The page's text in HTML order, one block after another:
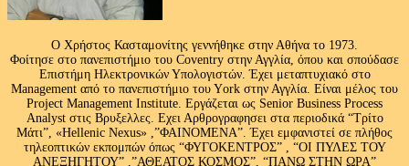
Ο Χρήστος Κασταμονίτης γεννήθηκε στην Αθήνα το 1973.
Φοίτησε στο πανεπιστήμιο του Coventry στην Αγγλία, όπου και σπούδασε
Επιστήμη Ηλεκτρονικών Υπολογιστών. Έχει μεταπτυχιακό στο
Management από το πανεπιστήμιο του Υork στην Αγγλία. Είναι μέλος του
Project Management Institute. Εργάζεται ως Senior Business Process
Analyst στις Βρυξελλες. Εχει Αρθρογραφησει στα περιοδικά “Τρίτο
Μάτι”, «Hellenic Nexus» ,”ΦΑΙΝΟΜΕΝΑ”. Έχει εμφανιστεί σε πλήθος
τηλεοπτικών εκπομπών όπως “ΦΥΓΟΚΕΝΤΡΟΣ” , “ΟΙ ΠΥΛΕΣ ΤΟΥ
ΑΝΕΞΗΓΗΤΟΥ” ,”ΑΘΕΑΤΟΣ ΚΟΣΜΟΣ”, “ΠΑΝΩ ΣΤΗΝ ΩΡΑ”